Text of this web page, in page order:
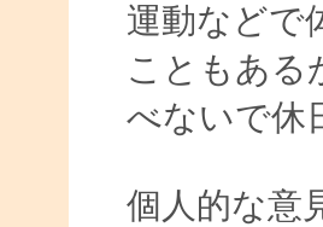
運動などで
こともある
べないで休
個人的な意